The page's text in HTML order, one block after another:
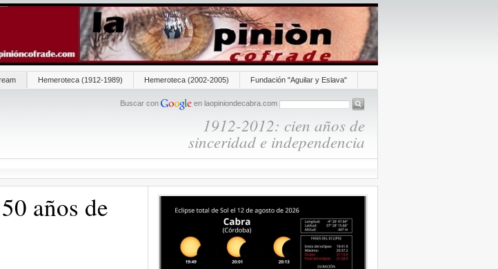
Hemeroteca (1912-1989) Hemeroteca (2002-2005) Fundación "Aguilar y Eslava"
Buscar con en laopiniondecabra.com
1912-2012: cien años de
sinceridad e independencia
años de